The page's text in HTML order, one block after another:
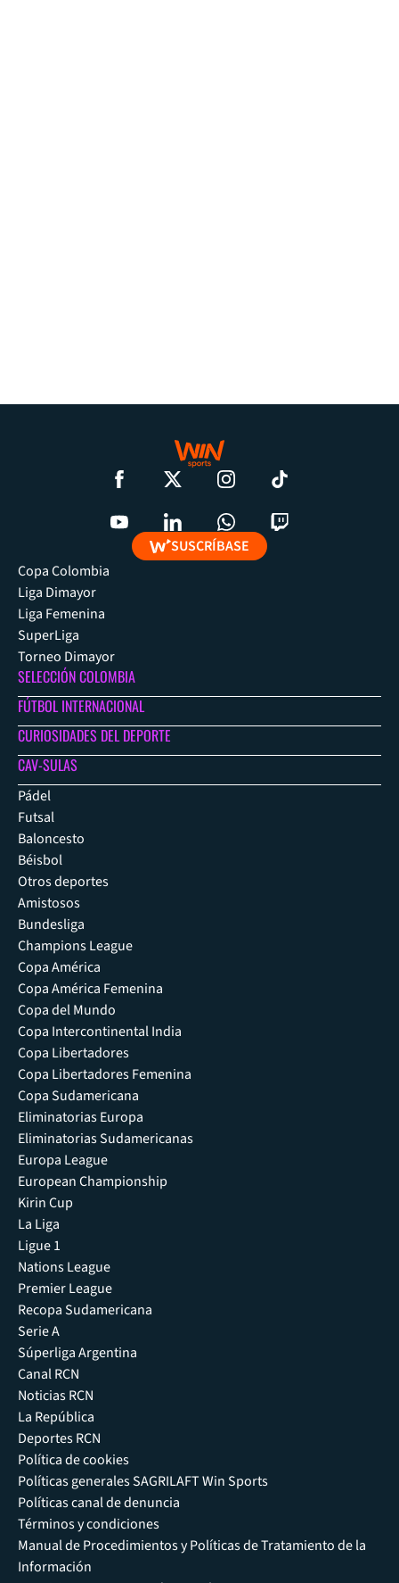
SUSCRÍBASE
Copa Colombia
Liga Dimayor
Liga Femenina
SuperLiga
Torneo Dimayor
SELECCIÓN COLOMBIA
FÚTBOL INTERNACIONAL
CURIOSIDADES DEL DEPORTE
CAV-SULAS
Pádel
Futsal
Baloncesto
Béisbol
Otros deportes
Amistosos
Bundesliga
Champions League
Copa América
Copa América Femenina
Copa del Mundo
Copa Intercontinental India
Copa Libertadores
Copa Libertadores Femenina
Copa Sudamericana
Eliminatorias Europa
Eliminatorias Sudamericanas
Europa League
European Championship
Kirin Cup
La Liga
Ligue 1
Nations League
Premier League
Recopa Sudamericana
Serie A
Súperliga Argentina
Canal RCN
Noticias RCN
La República
Deportes RCN
Política de cookies
Políticas generales SAGRILAFT Win Sports
Políticas canal de denuncia
Términos y condiciones
Manual de Procedimientos y Políticas de Tratamiento de la
Información